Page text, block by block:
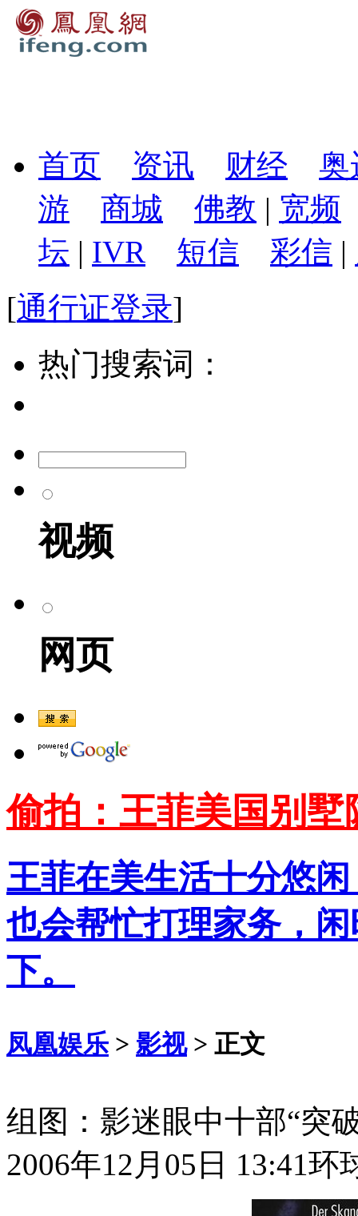
首页 资讯 财经
奥
游
商城 佛教 | 宽频
坛 | IVR 短信 彩信 |
[通行证登录]
热门搜索词：
视频
网页
偷拍：王菲美国别墅
王菲在美生活十分悠
也会帮忙打理家务，
下。
凤凰娱乐 > 影视> 正文
组图：影迷眼中十部“突
2006年12月05日 13:41环